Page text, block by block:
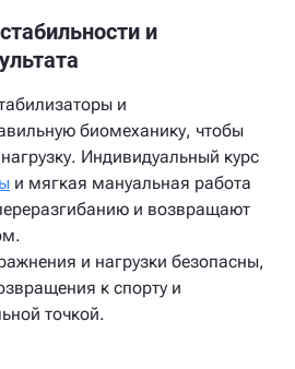
и
и
биомеханику, чтобы
Индивидуальный курс
и мягкая мануальная работа
и возвращают
и нагрузки безопасны,
к спорту и
точкой.